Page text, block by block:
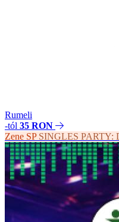
Rumeli
-tól 35 RON
Zene SP SINGLES PARTY: